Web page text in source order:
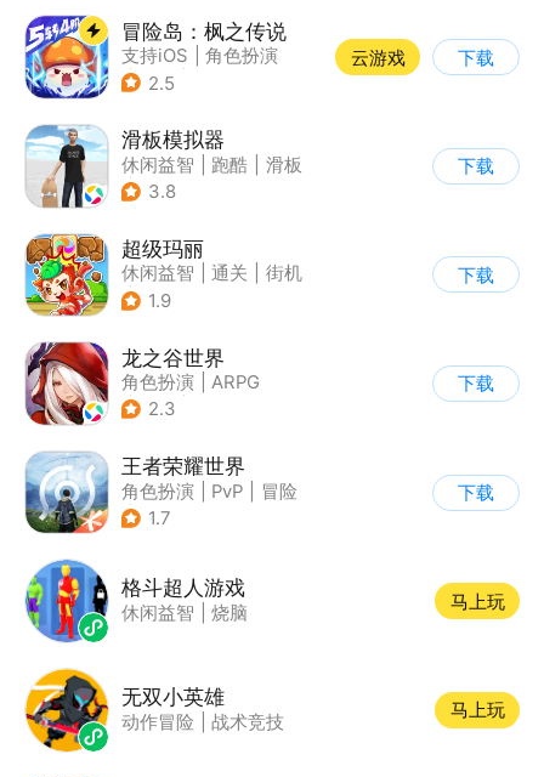
冒险岛：枫之传说
支持iOS
角色扮演
| 放置
2.5
云游戏 下载
滑板模拟器
休闲益智 跑酷
滑板
| 卡通
3.8
下载
超级玛丽
休闲益智 通关
街机
| 儿童游戏
1.9
下载
龙之谷世界
角色扮演
ARPG
| 奇幻
2.3
下载
王者荣耀世界
角色扮演 PvP
冒险
| 开放世界
1.7
下载
格斗超人游戏
休闲益智 烧脑
马上玩
无双小英雄
动作冒险 战术竞技
马上玩